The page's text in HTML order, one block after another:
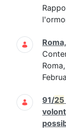
Roma,
Roma,
91/25